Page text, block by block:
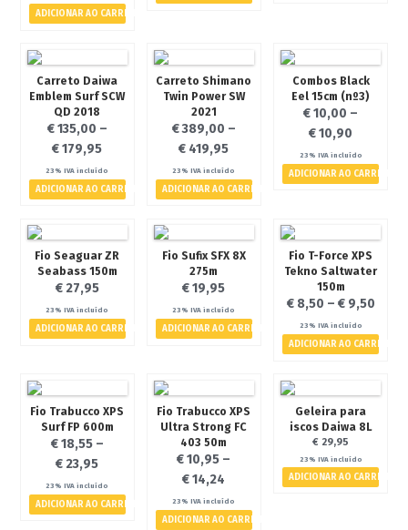
ADICIONAR AO CARRINHO
Carreto Daiwa
Emblem Surf SCW
QD 2018
€135,00 –
€179,95
23% IVA incluído
ADICIONAR AO CARRINHO
Carreto Shimano
Twin Power SW
2021
€389,00 –
€ 419,95
23% IVA incluído
ADICIONAR AO CARRINHO
Combos Black
Eel 15cm (nº3)
€10,00 –
€10,90
23% IVA incluído
ADICIONAR AO CARRINHO
Fio Seaguar ZR
Seabass 150m
€27,95
23% IVA incluído
ADICIONAR AO CARRINHO
Fio Sufix SFX 8X
275m
€19,95
23% IVA incluído
ADICIONAR AO CARRINHO
Fio T-Force XPS
Tekno Saltwater
150m
€8,50 – €9,50
23% IVA incluído
ADICIONAR AO CARRINHO
Fio Trabucco XPS
Surf FP 600m
€18,55–
€ 23,95
23% IVA incluído
ADICIONAR AO CARRINHO
Fio Trabucco XPS
Ultra Strong FC
403 50m
€10,95 –
€14,24
23% IVA incluído
ADICIONAR AO CARRINHO
Geleira para
iscos Daiwa 8L
€ 29,95
23% IVA incluído
ADICIONAR AO CARRINHO
- Canas
A Pescávado
Contactos
Termos e Condições
Politica de Privacidade
Galeria de Imagens
Notícias
Eventos
€ 0,00 0 artigos